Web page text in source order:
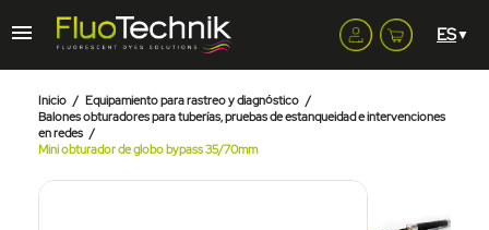
Inicio
Equipamiento para rastreo y diagnóstico
Balones obturadores para tuberías, pruebas de estanqueidad e intervenciones
en redes
Mini obturador de globo bypass 35/70mm